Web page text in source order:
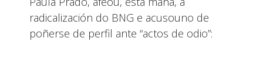
radicalización do BNG e acusouno de
poñerse de perfil ante “actos de odio”: